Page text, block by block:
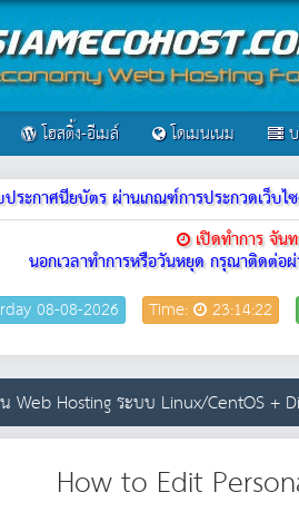
โฮสติ้ง-อีเมล์ โดเมนเนม บ
ประกาศนียบัตร ผ่านเกณฑ์การประกวดเว็
เปิดทำการ จัน
นอกเวลาทำการหรือวันหยุด กรุณาติดต่อ
08-08-2026 Time: 23:14:22
Web Hosting ระบบ Linux/CentOS +
How to Edit